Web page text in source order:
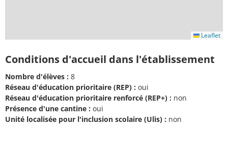
Leaflet
Conditions d'accueil dans l'établissement
Nombre d'élèves : 8
Réseau d'éducation prioritaire (REP) : oui
Réseau d'éducation prioritaire renforcé (REP+) : non
Présence d'une cantine : oui
Unité localisée pour l'inclusion scolaire (Ulis) : non